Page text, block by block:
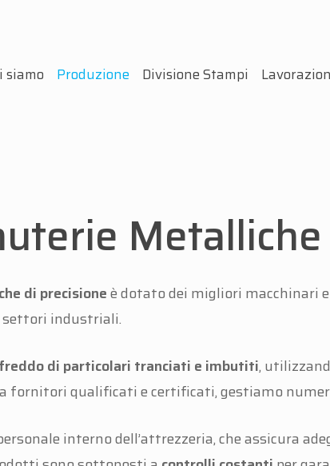
siamo Produzione Divisione Stampi
di precisioneè dotato dei migliori macchinari
industriali.
di particolari tranciati e imbutiti,
a fornitori qualificati e certificati, gestiamo
interno dell’attrezzeria, che assicura